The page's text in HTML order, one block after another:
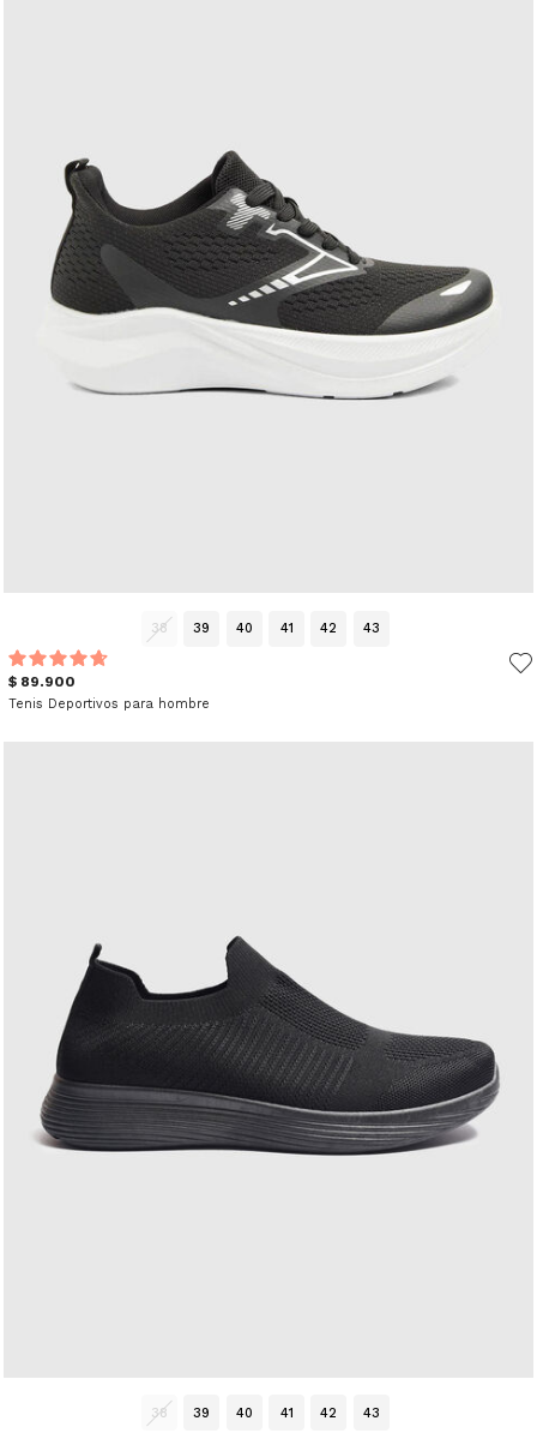
38 39 40 41 42 43
$ 89.900
Tenis Deportivos para hombre
38 39 40 41 42 43